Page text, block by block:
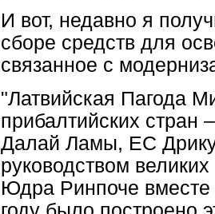
И вот, недавно я
сборе средств для
связанное с
"Латвийская Пагода
прибалтийских стран
Далай Ламы, ЕС
руководством
Юдра Ринпоче